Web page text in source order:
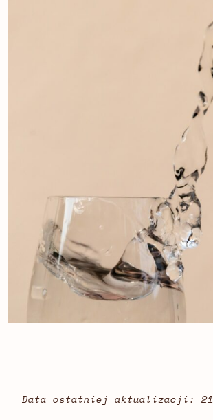
Data ostatniej aktualizacji: